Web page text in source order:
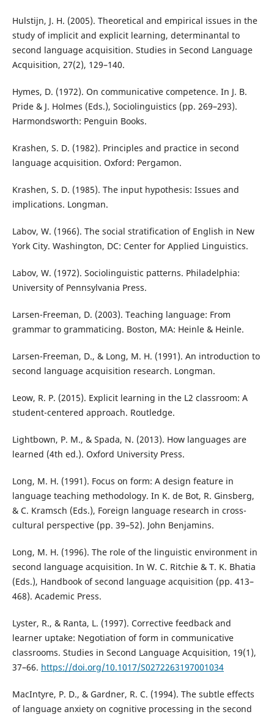
Hulstijn, J. H. (2005). Theoretical and empirical issues in the
study of implicit and explicit learning, determinantal to
second language acquisition. Studies in Second Language
Acquisition, 27(2), 129–140.
Hymes, D. (1972). On communicative competence. In J. B.
Pride & J. Holmes (Eds.), Sociolinguistics (pp. 269–293).
Harmondsworth: Penguin Books.
Krashen, S. D. (1982). Principles and practice in second
language acquisition. Oxford: Pergamon.
Krashen, S. D. (1985). The input hypothesis: Issues and
implications. Longman.
Labov, W. (1966). The social stratification of English in New
York City. Washington, DC: Center for Applied Linguistics.
Labov, W. (1972). Sociolinguistic patterns. Philadelphia:
University of Pennsylvania Press.
Larsen-Freeman, D. (2003). Teaching language: From
grammar to grammaticing. Boston, MA: Heinle & Heinle.
Larsen-Freeman, D., & Long, M. H. (1991). An introduction to
second language acquisition research. Longman.
Leow, R. P. (2015). Explicit learning in the L2 classroom: A
student-centered approach. Routledge.
Lightbown, P. M., & Spada, N. (2013). How languages are
learned (4th ed.). Oxford University Press.
Long, M. H. (1991). Focus on form: A design feature in
language teaching methodology. In K. de Bot, R. Ginsberg,
& C. Kramsch (Eds.), Foreign language research in cross-
cultural perspective (pp. 39–52). John Benjamins.
Long, M. H. (1996). The role of the linguistic environment in
second language acquisition. In W. C. Ritchie & T. K. Bhatia
(Eds.), Handbook of second language acquisition (pp. 413–
468). Academic Press.
Lyster, R., & Ranta, L. (1997). Corrective feedback and
learner uptake: Negotiation of form in communicative
classrooms. Studies in Second Language Acquisition, 19(1),
37–66. https://doi.org/10.1017/S0272263197001034
MacIntyre, P. D., & Gardner, R. C. (1994). The subtle effects
of language anxiety on cognitive processing in the second